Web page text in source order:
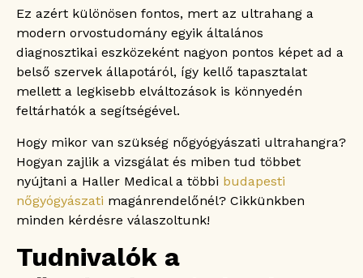
A kismedencei szervek elváltozására
utaló panaszok
Hogyan zajlik a nőgyógyászati ultrahang
vizsgálat?
Felkészülés
A hüvelyi ultrahang menete
A hasi ultrahang menete
Mikor nem lehet elvégezni a nőgyógyászati
ultrahang vizsgálatot?
Nőgyógyászati ultrahang Budapesten – a
vizsgálat menete a Haller Medicalnál!
Nőgyógyászati ultrahang Budapesten? Ezért
döntsön a Haller Medical mellett!
nőgyógyászati ultrahang?
Ez azért különösen fontos, mert az ultrahang a
modern orvostudomány egyik általános
diagnosztikai eszközeként nagyon pontos képet ad a
belső szervek állapotáról, így kellő tapasztalat
mellett a legkisebb elváltozások is könnyedén
feltárhatók a segítségével.
Hogy mikor van szükség nőgyógyászati ultrahangra?
Hogyan zajlik a vizsgálat és miben tud többet
nyújtani a Haller Medical a többi budapesti
nőgyógyászati magánrendelőnél? Cikkünkben
minden kérdésre válaszoltunk!
Tudnivalók a